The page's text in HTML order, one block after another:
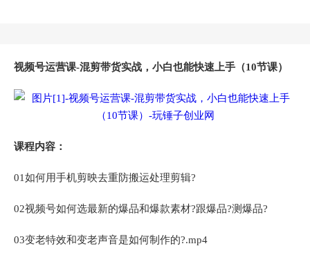
视频号运营课-混剪带货实战，小白也能快速上手（10节课）
课程内容：
01如何用手机剪映去重防搬运处理剪辑?
02视频号如何选最新的爆品和爆款素材?跟爆品?测爆品?
03变老特效和变老声音是如何制作的?.mp4